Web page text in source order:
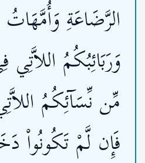
الرَّضَاعَةِ
وَرَبَائِبُكُمُ
مِّن نِّسَآئِكُمُ
فَإِن لَّمْ تَكُونُواْ